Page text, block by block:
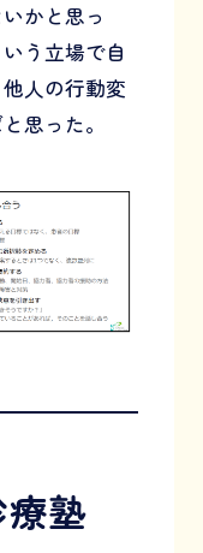
かと思っ
う立場で自
人の行動変
思った。
塾